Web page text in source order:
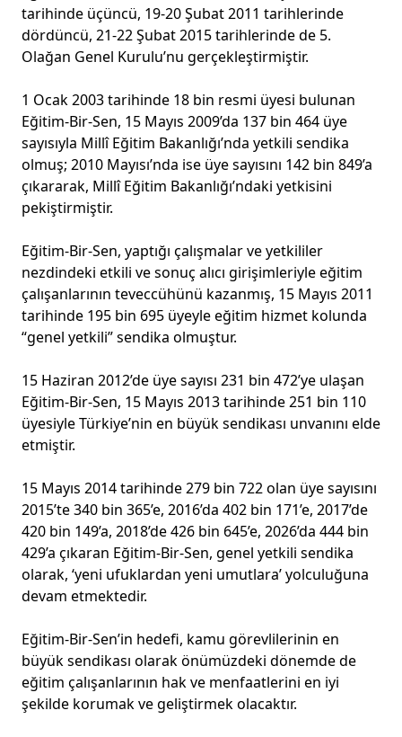
tarihinde üçüncü, 19-20 Şubat 2011 tarihlerinde
dördüncü, 21-22 Şubat 2015 tarihlerinde de 5.
Olağan Genel Kurulu’nu gerçekleştirmiştir.
1 Ocak 2003 tarihinde 18 bin resmi üyesi bulunan
Eğitim-Bir-Sen, 15 Mayıs 2009’da 137 bin 464 üye
sayısıyla Millî Eğitim Bakanlığı’nda yetkili sendika
olmuş; 2010 Mayısı’nda ise üye sayısını 142 bin 849’a
çıkararak, Millî Eğitim Bakanlığı’ndaki yetkisini
pekiştirmiştir.
Eğitim-Bir-Sen, yaptığı çalışmalar ve yetkililer
nezdindeki etkili ve sonuç alıcı girişimleriyle eğitim
çalışanlarının teveccühünü kazanmış, 15 Mayıs 2011
tarihinde 195 bin 695 üyeyle eğitim hizmet kolunda
“genel yetkili” sendika olmuştur.
15 Haziran 2012’de üye sayısı 231 bin 472’ye ulaşan
Eğitim-Bir-Sen, 15 Mayıs 2013 tarihinde 251 bin 110
üyesiyle Türkiye’nin en büyük sendikası unvanını elde
etmiştir.
15 Mayıs 2014 tarihinde 279 bin 722 olan üye sayısını
2015’te 340 bin 365’e, 2016’da 402 bin 171’e, 2017’de
420 bin 149’a, 2018’de 426 bin 645’e, 2026’da 444 bin
429’a çıkaran Eğitim-Bir-Sen, genel yetkili sendika
olarak, ‘yeni ufuklardan yeni umutlara’ yolculuğuna
devam etmektedir.
Eğitim-Bir-Sen’in hedefi, kamu görevlilerinin en
büyük sendikası olarak önümüzdeki dönemde de
eğitim çalışanlarının hak ve menfaatlerini en iyi
şekilde korumak ve geliştirmek olacaktır.